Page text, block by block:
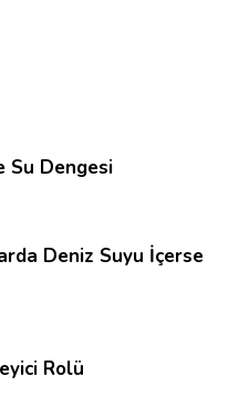
Su Dengesi
Deniz Suyu İçerse
Rolü